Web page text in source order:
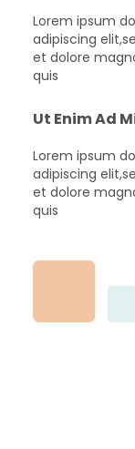
Lorem ipsum
adipiscing
et dolore
quis
Ut Enim Ad
Lorem ipsum
adipiscing
et dolore
quis